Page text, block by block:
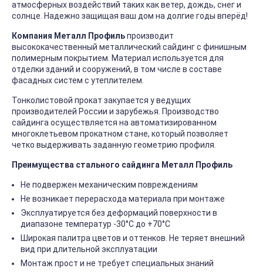
атмосферных воздействий таких как ветер, дождь, снег и
солнце. Надежно защищая ваш дом на долгие годы вперёд!
Компания Металл Профильпроизводит
высококачественный металлический сайдинг с финишным
полимерным покрытием. Материал используется для
отделки зданий и сооружений, в том числе в составе
фасадных систем с утеплителем.
Тонколистовой прокат закупается у ведущих
производителей России и зарубежья. Производство
сайдинга осуществляется на автоматизированном
многоклетьевом прокатном стане, который позволяет
четко выдерживать заданную геометрию профиля.
Преимущества стального сайдинга Металл Профиль
Не подвержен механическим повреждениям
Не возникает перерасхода материала при монтаже
Эксплуатируется без деформаций поверхности в
диапазоне температур -30°C до +70°C
Широкая палитра цветов и оттенков. Не теряет внешний
вид при длительной эксплуатации
Монтаж прост и не требует специальных знаний